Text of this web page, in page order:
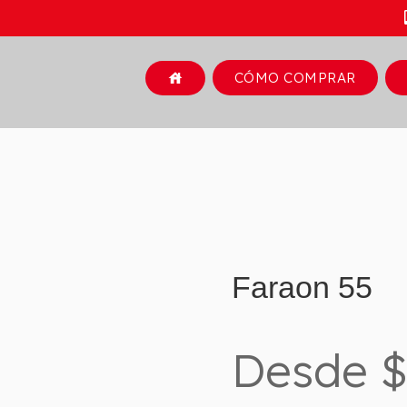
house CÓMO COMPRAR
Faraon 55
Desde